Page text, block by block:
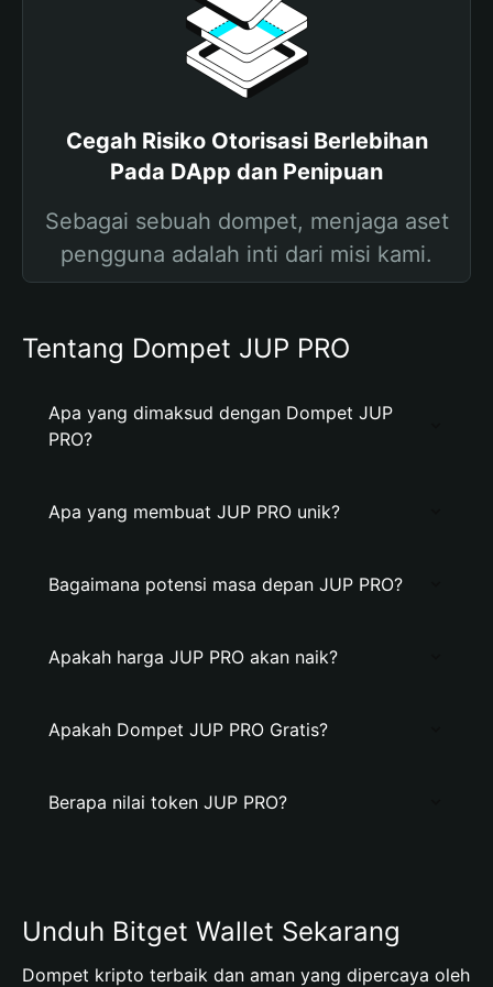
Cegah Risiko Otorisasi Berlebihan
Pada DApp dan Penipuan
Sebagai sebuah dompet, menjaga aset
pengguna adalah inti dari misi kami.
Tentang Dompet JUP PRO
Apa yang dimaksud dengan Dompet JUP
PRO?
Apa yang membuat JUP PRO unik?
Bagaimana potensi masa depan JUP PRO?
Apakah harga JUP PRO akan naik?
Apakah Dompet JUP PRO Gratis?
Berapa nilai token JUP PRO?
Unduh Bitget Wallet Sekarang
Dompet kripto terbaik dan aman yang dipercaya oleh